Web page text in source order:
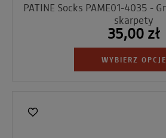
PATINE Socks PAME01-4035 -
skarpety
35,00 zł
WYBIERZ OPCJE